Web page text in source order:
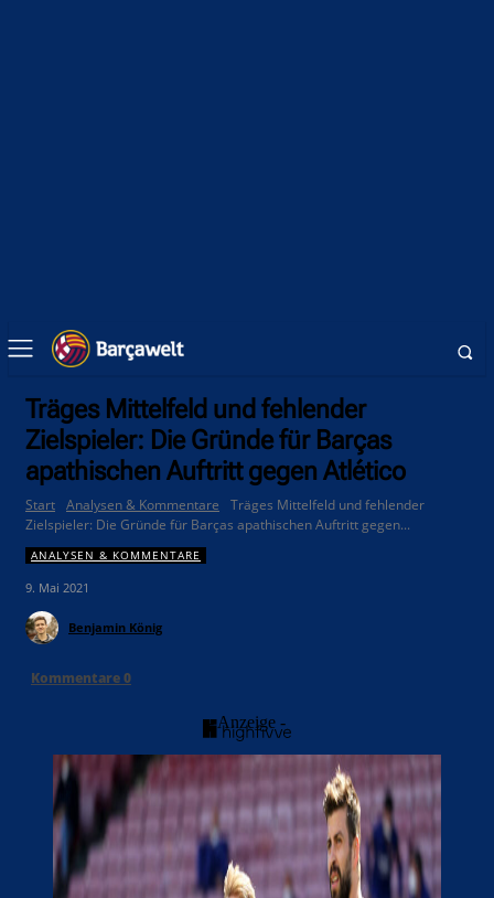
Träges Mittelfeld und fehlender
Zielspieler: Die Gründe für Barças
apathischen Auftritt gegen Atlético
Start Analysen & Kommentare
Träges Mittelfeld und fehlender
Zielspieler: Die Gründe für Barças apathischen Auftritt gegen...
ANALYSEN & KOMMENTARE
9. Mai 2021
Benjamin König
Kommentare0
- Anzeige -